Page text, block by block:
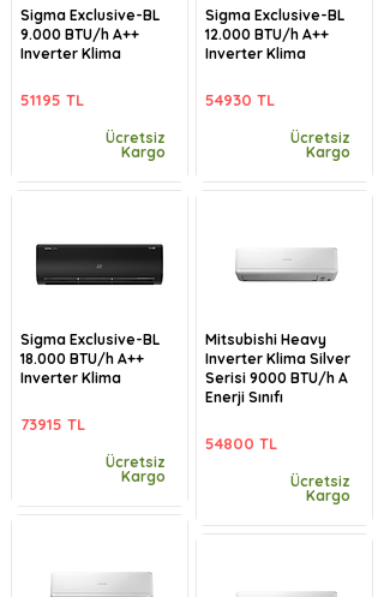
Sigma Exclusive-BL
9.000 BTU/h A++
Inverter Klima
51195 TL
Ücretsiz
Kargo
Sigma Exclusive-BL
18.000 BTU/h A++
Inverter Klima
73915 TL
Ücretsiz
Kargo
Sigma Exclusive-BL
12.000 BTU/h A++
Inverter Klima
54930 TL
Ücretsiz
Kargo
Mitsubishi Heavy
Inverter Klima Silver
Serisi 9000 BTU/h A
Enerji Sınıfı
54800 TL
Ücretsiz
Kargo